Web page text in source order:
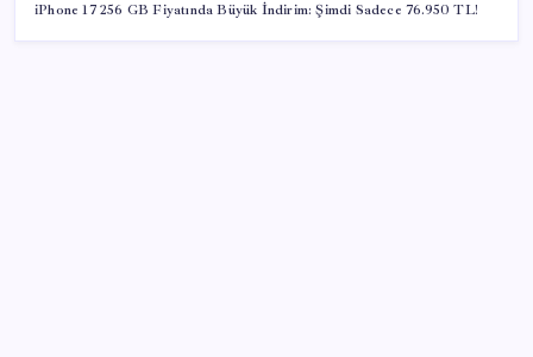
iPhone 17 256 GB Fiyatında Büyük İndirim: Şimdi Sadece 76.950 TL!